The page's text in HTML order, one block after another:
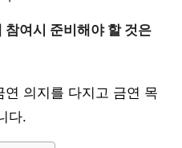
여시 준비해야 할 것은
의지를 다지고 금연 목
다.